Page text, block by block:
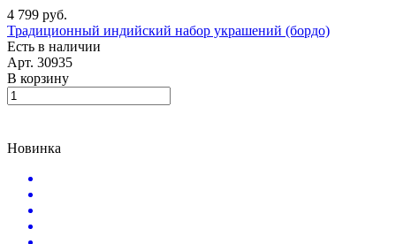
4 799 руб.
Традиционный индийский набор украшений (бордо)
Есть в наличии
Арт. 30935
В корзину
Новинка